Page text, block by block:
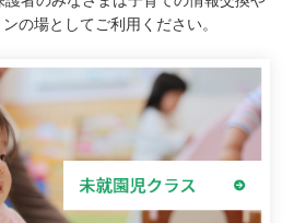
の場としてご利用ください。